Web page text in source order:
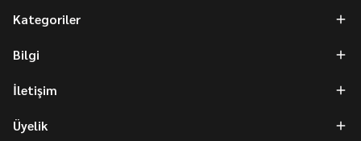
Kategoriler
Bilgi
İletişim
Üyelik